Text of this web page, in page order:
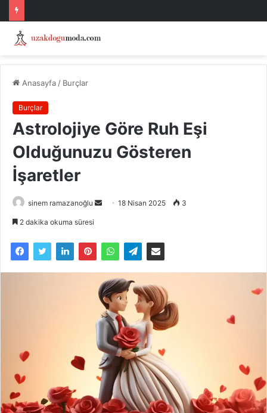
Anasayfa / Burçlar
Burçlar
Astrolojiye Göre Ruh Eşi
Olduğunuzu Gösteren
İşaretler
sinem ramazanoğlu
Bir
göndermek
18 Nisan 2025 3
2 dakika okuma süresi